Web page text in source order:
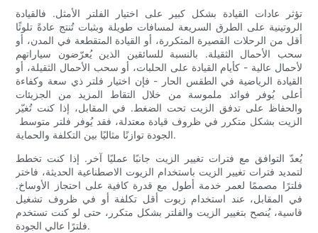
تؤثر عادات القيادة بشكل كبير على اختيار الفلتر الأمثل. فالقيادة
الروتينية على الطرق السريعة لمسافات طويلة وبثبات تُنتج عادةً تلوثًا
أقل من الرحلات القصيرة المتكررة، أو القيادة المتقطعة في المدن، أو
سحب الأحمال الثقيلة. بالنسبة للسائقين الذين يُعرّضون سياراتهم
لأحمال عالية - كأيام القيادة على الحلبات، أو سحب الأحمال الثقيلة، أو
القيادة الرياضية في الطقس الحار - فإن اختيار فلتر ذي سعة وكفاءة
أعلى يُوفر فوائد ملموسة من خلال التقاط المزيد من الجزيئات
والحفاظ على تدفق الزيت تحت الضغط. في المقابل، إذا كنت تُغيّر
الزيت بشكل متكرر في ظروف قيادة معتدلة، فقد يُوفر فلتر متوسط ​​
الجودة توازنًا مثاليًا بين التكلفة والحماية.
يُعدّ التوافق مع فترات تغيير الزيت جانبًا عمليًا آخر. إذا كنت تخطط
لتمديد فترات تغيير الزيت باستخدام الزيوت الاصطناعية الحديثة، فاختر
فلترًا مصممًا لعمر خدمة أطول مع قدرة كافية على احتجاز الأوساخ.
في المقابل، عند استخدام زيوت أقل تكلفة أو في ظروف تشغيل
قاسية، يُنصح بتغيير الزيت والفلتر بشكل متكرر، حتى لو كنت تستخدم
فلترًا عالي الجودة.